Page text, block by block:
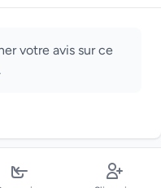
votre avis sur ce